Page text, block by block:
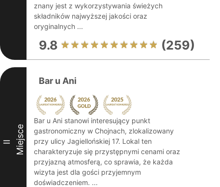
znany jest z wykorzystywania świeżych
składników najwyższej jakości oraz
oryginalnych ...
9.8 (259)
II Miejsce
Bar u Ani
Bar u Ani stanowi interesujący punkt
gastronomiczny w Chojnach, zlokalizowany
przy ulicy Jagiellońskiej 17. Lokal ten
charakteryzuje się przystępnymi cenami oraz
przyjazną atmosferą, co sprawia, że każda
wizyta jest dla gości przyjemnym
doświadczeniem. ...